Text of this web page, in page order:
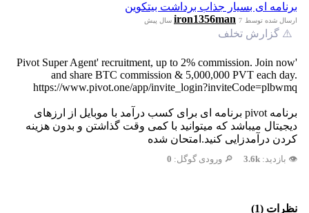
برنامه ای بسیار جذاب برداشت بیتکوین
ارسال شده توسط iron1356man 7 سال پیش
⚠️ گزارش تخلف
'Pivot Super Agent' recruitment, up to 2% commission. Join now
and share BTC commission & 5,000,000 PVT each day.
https://www.pivot.one/app/invite_login?inviteCode=plbwmq
برنامه pivot برنامه ای برای کسب درآمد با موبایل از ارزهای
دیجیتال میباشد که میتوانید با کمی وقت گذاشتن و بدون هزینه
کردن درآمدزایی کنید.امتحان شده
👁️ بازدید: 3.6k 🔎 ورودی گوگل: 0
نظرات (1)